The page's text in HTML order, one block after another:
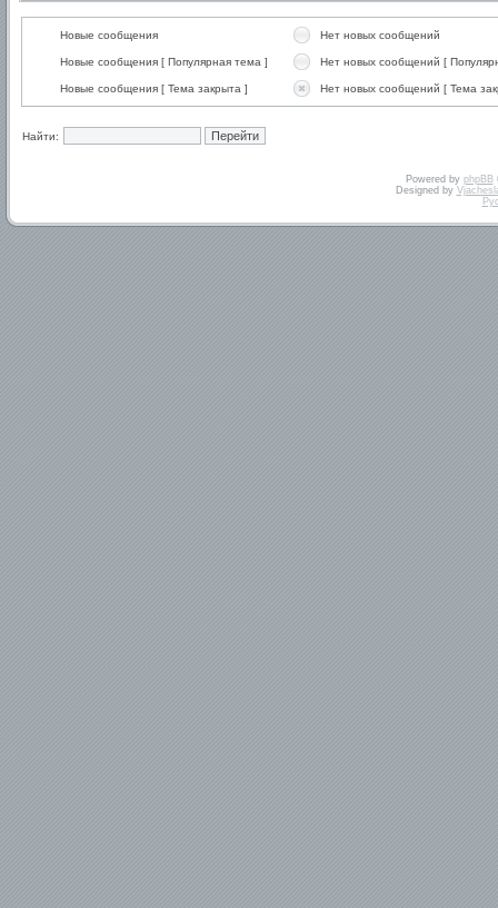
Новые сообщения Нет новых сообщений
Новые сообщения [ Популярная тема ] Нет новых сообщений [
Новые сообщения [ Тема закрыта ] Нет новых сообщений [ Тема
Найти:
Powered by phpBB
Designed by